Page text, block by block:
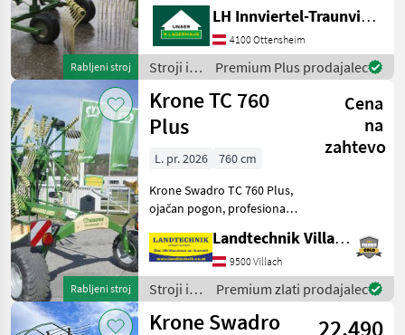
Rabljeni stroj
Federnunterstützung
priklopni zgrabljalnik,
tandem os, Stroji in oprema
za žetev in spravilo
Vrtavkasti zgrabljalni
LH Innviertel-Traunviertel-Urfahr eGen, Ottensheim
4100 Ottensheim
Stroji in
oprema
za žetev
in
spravilo
/ Krone
Premium Plus prodajalec
Rabljeni stroj
Krone TC 760
Plus
Cena
na
zahtevo
L. pr. 2026
760 cm
Krone Swadro TC 760 Plus,
ojačan pogon, profesionalni
priključkom in
upravljanjem DS 50,
električno nastavljanje
višine rotacijskih koles in h
Landtechnik Villach GmbH
9500 Villach
Stroji in
oprema
za žetev
Premium zlati prodajalec
Krone Swadro
22.490